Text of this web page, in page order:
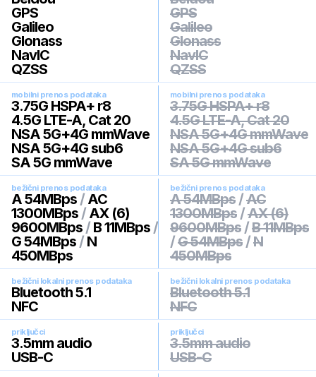
GPS
Galileo
Glonass
NavIC
QZSS
GPS
Galileo
Glonass
NavIC
QZSS
mobilni prenos podataka
3.75G HSPA+ r8
4.5G LTE-A, Cat 20
NSA 5G+4G mmWave
NSA 5G+4G sub6
SA 5G mmWave
mobilni prenos podataka
3.75G HSPA+ r8
4.5G LTE-A, Cat 20
NSA 5G+4G mmWave
NSA 5G+4G sub6
SA 5G mmWave
bežični prenos podataka
A 54MBps / AC
1300MBps / AX (6)
9600MBps / B 11MBps /
G 54MBps / N
450MBps
bežični prenos podataka
A 54MBps /AC
1300MBps /AX (6)
9600MBps /B 11MBps
/G 54MBps /N
450MBps
bežični lokalni prenos podataka
Bluetooth 5.1
NFC
bežični lokalni prenos podataka
Bluetooth 5.1
NFC
priključci
3.5mm audio
USB-C
priključci
3.5mm audio
USB-C